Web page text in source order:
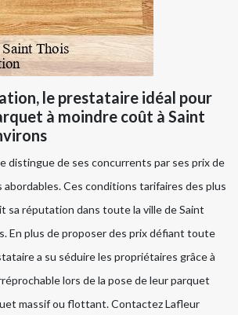
le prestataire idéal pour
à moindre coût à Saint
distingue de ses concurrents par ses prix de
Ces conditions tarifaires des plus
sa réputation dans toute la ville de Saint
En plus de proposer des prix défiant toute
a su séduire les propriétaires grâce à
lors de la pose de leur parquet
massif ou flottant. Contactez Lafleur